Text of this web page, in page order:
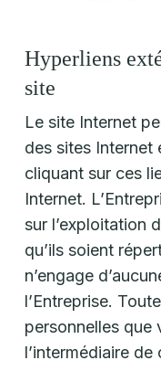
Hyperliens
site
Le site Internet
des sites Internet
cliquant sur ces
Internet.
sur l’exploitation
qu’ils soient
n’engage
l’Entreprise.
personnelles que
l’intermédiaire